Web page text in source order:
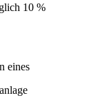
10 %
eines